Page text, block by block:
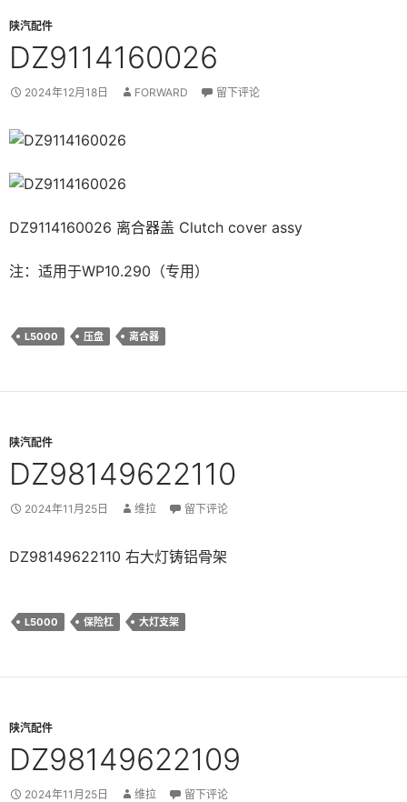
陕汽配件
DZ9114160026
2024年12月18日 FORWARD 留下评论
DZ9114160026 离合器盖 Clutch cover assy
注：适用于WP10.290（专用）
L5000 压盘 离合器
陕汽配件
DZ98149622110
2024年11月25日 维拉 留下评论
DZ98149622110 右大灯铸铝骨架
L5000 保险杠 大灯支架
陕汽配件
DZ98149622109
2024年11月25日 维拉 留下评论